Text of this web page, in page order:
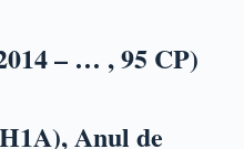
– … , 95 CP)
Anul de